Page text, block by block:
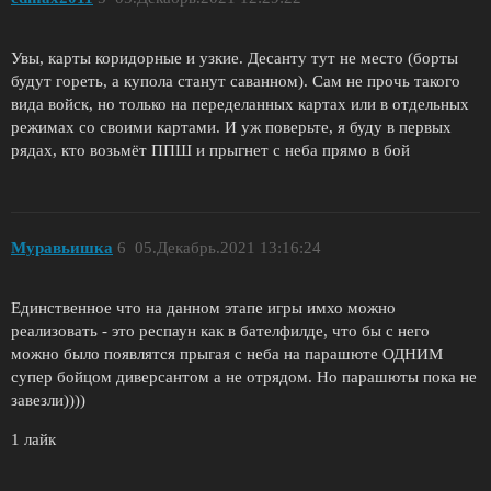
Увы, карты коридорные и узкие. Десанту тут не место (борты
будут гореть, а купола станут саванном). Сам не прочь такого
вида войск, но только на переделанных картах или в отдельных
режимах со своими картами. И уж поверьте, я буду в первых
рядах, кто возьмёт ППШ и прыгнет с неба прямо в бой
Муравьишка 05.Декабрь.2021 13:16:24
6
Единственное что на данном этапе игры имхо можно
реализовать - это респаун как в бателфилде, что бы с него
можно было появлятся прыгая с неба на парашюте ОДНИМ
супер бойцом диверсантом а не отрядом. Но парашюты пока не
завезли))))
1 лайк